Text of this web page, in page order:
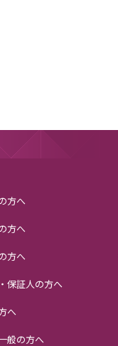
方へ
方へ
方へ
保証人の方へ
へ
般の方へ